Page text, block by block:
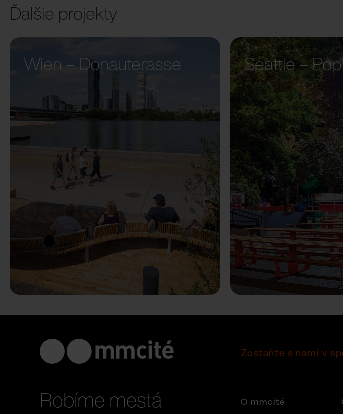
Ďalšie projekty
Wien – Donauterasse
Seattle –
Robíme mestá
Zostaňte s nami v
O mmcité